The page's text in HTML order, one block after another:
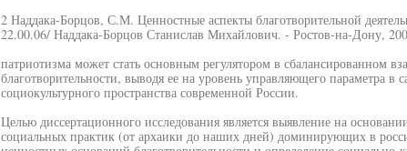
2 Наддака-Борцов, С.М. Ценностные аспекты благотворительной
22.00.06/ Наддака-Борцов Станислав Михайлович. - Ростов-на-Дону,
патриотизма может стать основным регулятором в сбалансированном
благотворительности, выводя ее на уровень управляющего параметра в
социокультурного пространства современной России.
Целью диссертационного исследования является выявление на
социальных практик (от архаики до наших дней) доминирующих в